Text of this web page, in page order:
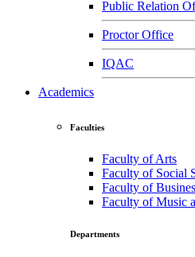
Public Relation
Proctor Office
IQAC
Academics
Faculties
Faculty of Arts
Faculty of Social
Faculty of
Faculty of Music
Departments